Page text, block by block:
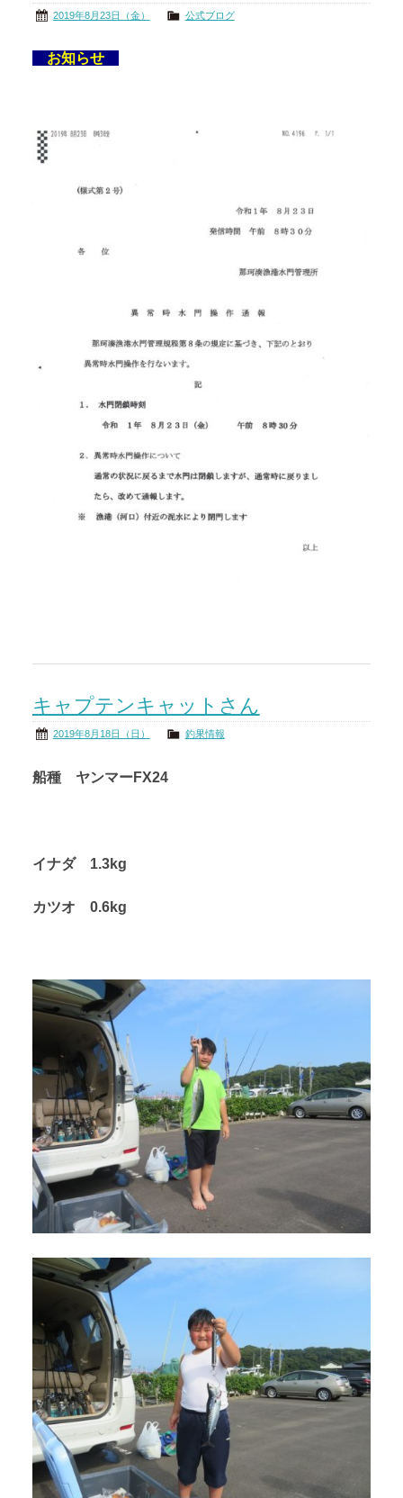
2019年8月23日（金） 公式ブログ
お知らせ
キャプテンキャットさん
2019年8月18日（日） 釣果情報
船種 ヤンマーFX24
イナダ 1.3kg
カツオ 0.6kg